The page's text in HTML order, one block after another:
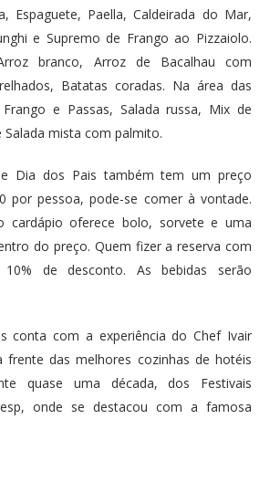
Espaguete, Paella, Caldeirada do Mar,
e Supremo de Frango ao Pizzaiolo.
branco, Arroz de Bacalhau com
Batatas coradas. Na área das
e Passas, Salada russa, Mix de
Salada mista com palmito.
Dia dos Pais também tem um preço
por pessoa, pode-se comer à vontade.
cardápio oferece bolo, sorvete e uma
do preço. Quem fizer a reserva com
10% de desconto. As bebidas serão
conta com a experiência do Chef Ivair
frente das melhores cozinhas de hotéis
quase uma década, dos Festivais
onde se destacou com a famosa